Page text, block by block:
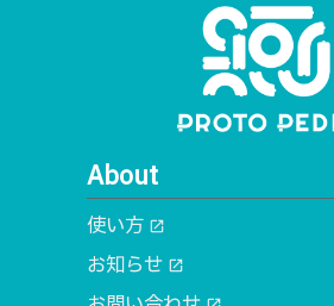
About
使い方 open_in_new
お知らせ open_in_new